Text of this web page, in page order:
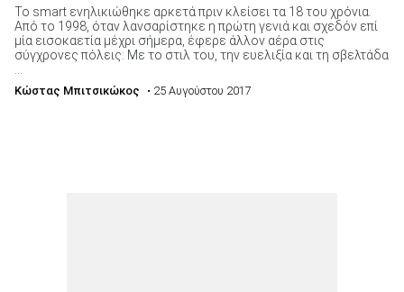
Το smart ενηλικιώθηκε αρκετά πριν κλείσει τα 18 του χρόνια.
Από το 1998, όταν λανσαρίστηκε η πρώτη γενιά και σχεδόν επί
μία εισοκαετία μέχρι σήμερα, έφερε άλλον αέρα στις
σύγχρονες πόλεις: Με το στιλ του, την ευελιξία και τη σβελτάδα
Κώστας Μπιτσικώκος • 25 Αυγούστου 2017